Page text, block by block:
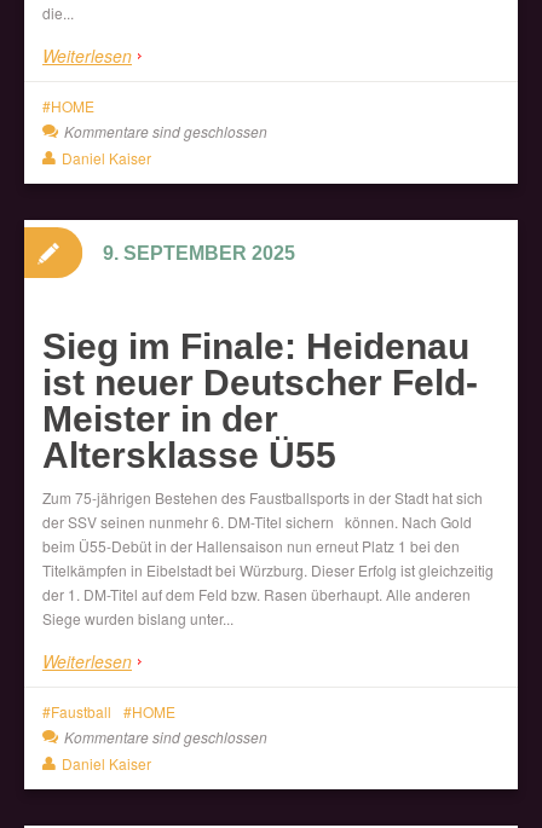
die...
Weiterlesen
HOME
Kommentare sind geschlossen
Daniel Kaiser
Sieg im Finale: Heidenau
ist neuer Deutscher Feld-
Meister in der
Altersklasse Ü55
Zum 75-jährigen Bestehen des Faustballsports in der Stadt hat sich
der SSV seinen nunmehr 6. DM-Titel sichern können. Nach Gold
beim Ü55-Debüt in der Hallensaison nun erneut Platz 1 bei den
Titelkämpfen in Eibelstadt bei Würzburg. Dieser Erfolg ist gleichzeitig
der 1. DM-Titel auf dem Feld bzw. Rasen überhaupt. Alle anderen
Siege wurden bislang unter...
Weiterlesen
9. SEPTEMBER 2025
Faustball
HOME
Kommentare sind geschlossen
Daniel Kaiser